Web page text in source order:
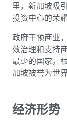
里，新加坡吸
投资中心的荣耀
政府干预商业
效治理和支持
最少的国家。
加坡被誉为世
经济形势